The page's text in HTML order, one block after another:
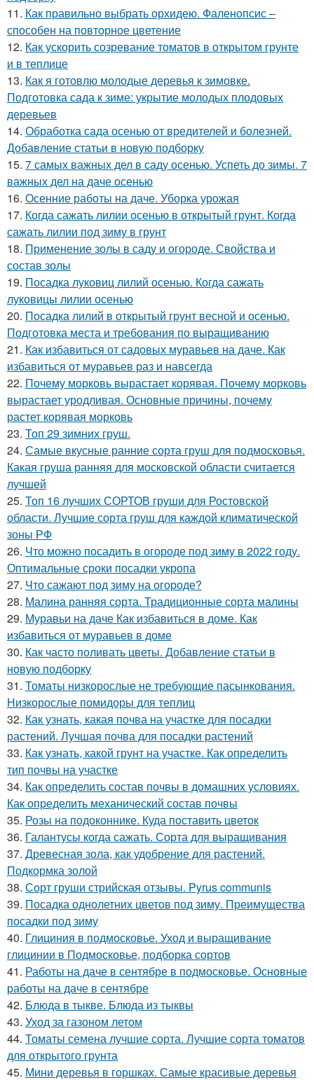
11. Как правильно выбрать орхидею. Фаленопсис –
способен на повторное цветение
12. Как ускорить созревание томатов в открытом грунте
и в теплице
13. Как я готовлю молодые деревья к зимовке.
Подготовка сада к зиме: укрытие молодых плодовых
деревьев
14. Обработка сада осенью от вредителей и болезней.
Добавление статьи в новую подборку
15. 7 самых важных дел в саду осенью. Успеть до зимы. 7
важных дел на даче осенью
16. Осенние работы на даче. Уборка урожая
17. Когда сажать лилии осенью в открытый грунт. Когда
сажать лилии под зиму в грунт
18. Применение золы в саду и огороде. Свойства и
состав золы
19. Посадка луковиц лилий осенью. Когда сажать
луковицы лилии осенью
20. Посадка лилий в открытый грунт весной и осенью.
Подготовка места и требования по выращиванию
21. Как избавиться от садовых муравьев на даче. Как
избавиться от муравьев раз и навсегда
22. Почему морковь вырастает корявая. Почему морковь
вырастает уродливая. Основные причины, почему
растет корявая морковь
23. Топ 29 зимних груш.
24. Самые вкусные ранние сорта груш для подмосковья.
Какая груша ранняя для московской области считается
лучшей
25. Топ 16 лучших СОРТОВ груши для Ростовской
области. Лучшие сорта груш для каждой климатической
зоны РФ
26. Что можно посадить в огороде под зиму в 2022 году.
Оптимальные сроки посадки укропа
27. Что сажают под зиму на огороде?
28. Малина ранняя сорта. Традиционные сорта малины
29. Муравьи на даче Как избавиться в доме. Как
избавиться от муравьев в доме
30. Как часто поливать цветы. Добавление статьи в
новую подборку
31. Томаты низкорослые не требующие пасынкования.
Низкорослые помидоры для теплиц
32. Как узнать, какая почва на участке для посадки
растений. Лучшая почва для посадки растений
33. Как узнать, какой грунт на участке. Как определить
тип почвы на участке
34. Как определить состав почвы в домашних условиях.
Как определить механический состав почвы
35. Розы на подоконнике. Куда поставить цветок
36. Галантусы когда сажать. Сорта для выращивания
37. Древесная зола, как удобрение для растений.
Подкормка золой
38. Сорт груши стрийская отзывы. Pyrus communis
39. Посадка однолетних цветов под зиму. Преимущества
посадки под зиму
40. Глициния в подмосковье. Уход и выращивание
глицинии в Подмосковье, подборка сортов
41. Работы на даче в сентябре в подмосковье. Основные
работы на даче в сентябре
42. Блюда в тыкве. Блюда из тыквы
43. Уход за газоном летом
44. Томаты семена лучшие сорта. Лучшие сорта томатов
для открытого грунта
45. Мини деревья в горшках. Самые красивые деревья